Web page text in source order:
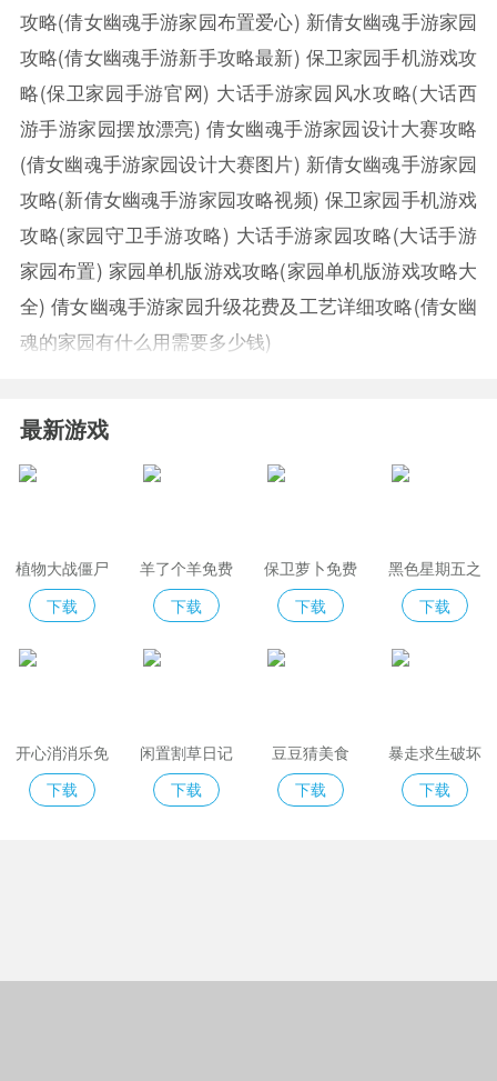
攻略(倩女幽魂手游家园布置爱心) 新倩女幽魂手游家园
攻略(倩女幽魂手游新手攻略最新) 保卫家园手机游戏攻
略(保卫家园手游官网) 大话手游家园风水攻略(大话西
游手游家园摆放漂亮) 倩女幽魂手游家园设计大赛攻略
(倩女幽魂手游家园设计大赛图片) 新倩女幽魂手游家园
攻略(新倩女幽魂手游家园攻略视频) 保卫家园手机游戏
攻略(家园守卫手游攻略) 大话手游家园攻略(大话手游
家园布置) 家园单机版游戏攻略(家园单机版游戏攻略大
全) 倩女幽魂手游家园升级花费及工艺详细攻略(倩女幽
魂的家园有什么用需要多少钱)
最新游戏
植物大战僵尸
2免费版
下载
羊了个羊免费
下载
保卫萝卜免费
版
下载
黑色星期五之
夜indiecross
下载
开心消消乐免
费版
下载
闲置割草日记
下载
豆豆猜美食
下载
暴走求生破坏
模拟器
下载